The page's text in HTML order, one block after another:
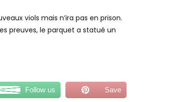
viols mais n’ira pas en prison.
preuves, le parquet a statué un
Follow us Save